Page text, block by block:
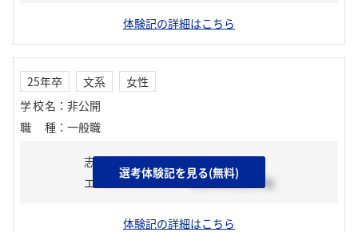
体験記の詳細はこちら
25年卒 文系
女性
学校名 ： 非公開
職種 ： 一般職
志望動機
エントリーシート
2024年01月中旬
体験記の詳細はこちら
選考体験記を見る(無料)